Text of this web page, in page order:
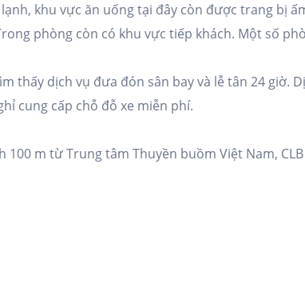
khu vực ăn uống tại đây còn được trang bị
phòng còn có khu vực tiếp khách. Một số
thấy dịch vụ đưa đón sân bay và lễ tân 24
cung cấp chỗ đỗ xe miễn phí.
m từ Trung tâm Thuyền buồm Việt Nam,